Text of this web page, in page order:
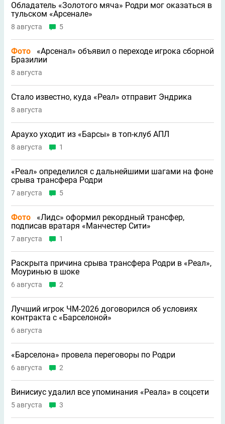
Обладатель «Золотого мяча» Родри мог оказаться в
тульском «Арсенале»
8 августа 5
Фото
«Арсенал» объявил о переходе игрока сборной
Бразилии
8 августа
Стало известно, куда «Реал» отправит Эндрика
8 августа
Араухо уходит из «Барсы» в топ-клуб АПЛ
8 августа 1
«Реал» определился с дальнейшими шагами на фоне
срыва трансфера Родри
7 августа 5
Фото
«Лидс» оформил рекордный трансфер,
подписав вратаря «Манчестер Сити»
7 августа 1
Раскрыта причина срыва трансфера Родри в «Реал»,
Моуринью в шоке
6 августа 2
Лучший игрок ЧМ-2026 договорился об условиях
контракта с «Барселоной»
6 августа
«Барселона» провела переговоры по Родри
6 августа 2
Винисиус удалил все упоминания «Реала» в соцсети
5 августа 3